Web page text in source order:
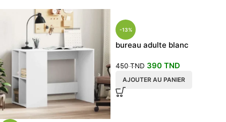
-13%
bureau adulte blanc
450TND 390 TND
AJOUTER AU PANIER